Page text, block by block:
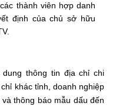
thành viên hợp danh
định của chủ sở hữu
thông tin địa chỉ chi
khác tỉnh, doanh nghiệp
thông báo mẫu dấu đến